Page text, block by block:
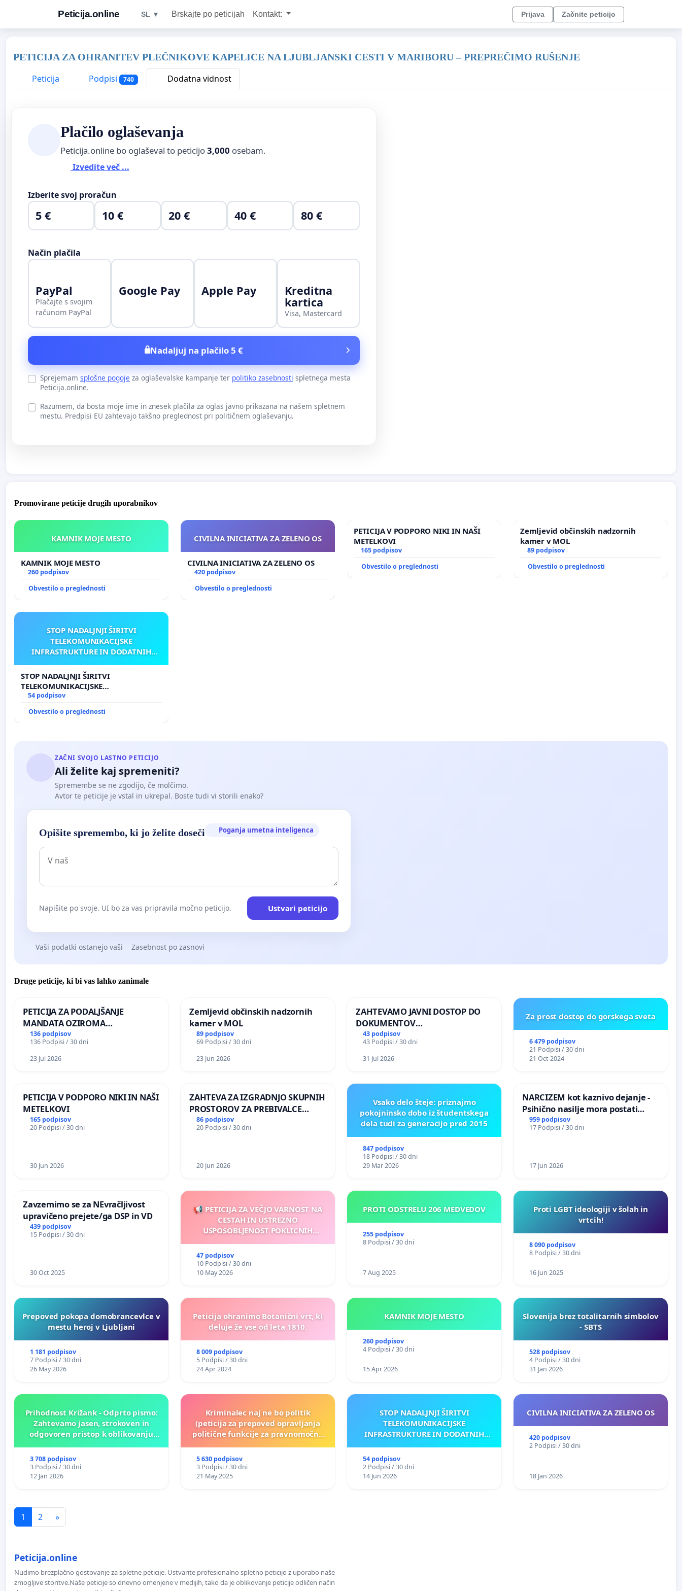
Peticija.online SL ▼ Brskajte po peticijah Kontakt: Prijava Začnite peticijo
PETICIJA ZA OHRANITEV PLEČNIKOVE KAPELICE NA LJUBLJANSKI CESTI V MARIBORU – PREPREČIMO RUŠENJE
Peticija
Podpisi 740 Dodatna vidnost
Plačilo oglaševanja
Peticija.online bo oglaševal to peticijo3,000 osebam.
Izvedite več ...
Izberite svoj proračun
5 € 10 € 20 € 40 € 80 €
Način plačila
PayPal
Plačajte s svojim
računom PayPal
Google Pay Apple Pay Kreditna
kartica
Visa, Mastercard
Nadaljuj na plačilo 5 €
Sprejemam splošne pogoje za oglaševalske kampanje ter politiko zasebnosti spletnega mesta
Peticija.online.
Razumem, da bosta moje ime in znesek plačila za oglas javno prikazana na našem spletnem
mestu. Predpisi EU zahtevajo takšno preglednost pri političnem oglaševanju.
Promovirane peticije drugih uporabnikov
KAMNIK MOJE MESTO
KAMNIK MOJE MESTO
260 podpisov
Obvestilo o preglednosti
CIVILNA INICIATIVA ZA ZELENO OS
CIVILNA INICIATIVA ZA ZELENO OS
420 podpisov
Obvestilo o preglednosti
PETICIJA V PODPORO NIKI IN NAŠI
METELKOVI
165 podpisov
Obvestilo o preglednosti
Zemljevid občinskih nadzornih
kamer v MOL
89 podpisov
Obvestilo o preglednosti
STOP NADALJNJI ŠIRITVI
TELEKOMUNIKACIJSKE
INFRASTRUKTURE IN DODATNIH
STOP NADALJNJI ŠIRITVI
TELEKOMUNIKACIJSKE
INFRASTRUKTURE IN DODATNIH
54 podpisov
Obvestilo o preglednosti
ZAČNI SVOJO LASTNO PETICIJO
Ali želite kaj spremeniti?
Spremembe se ne zgodijo, če molčimo.
Avtor te peticije je vstal in ukrepal. Boste tudi vi storili enako?
Opišite spremembo, ki jo želite doseči Poganja umetna inteligenca
Napišite po svoje. UI bo za vas pripravila močno peticijo. Ustvari peticijo
Vaši podatki ostanejo vaši Zasebnost po zasnovi
Druge peticije, ki bi vas lahko zanimale
PETICIJA ZA PODALJŠANJE
MANDATA OZIROMA
ČIMPREJŠNJO PONOVNO
NAPOTITEV GOSPODA BERNARDA
ŠRAJNERJA NA VELEPOSLANIŠTVO
136 podpisov
136 Podpisi / 30 dni
23 Jul 2026
Zemljevid občinskih nadzornih
kamer v MOL
89 podpisov
69 Podpisi / 30 dni
23 Jun 2026
ZAHTEVAMO JAVNI DOSTOP DO
DOKUMENTOV
PARLAMENTARNIH
PREISKOVALNIH KOMISIJ O
ILEGALNI TRGOVINI Z OROŽJEM
43 podpisov
43 Podpisi / 30 dni
31 Jul 2026
Za prost dostop do gorskega sveta
6 479 podpisov
21 Podpisi / 30 dni
21 Oct 2024
PETICIJA V PODPORO NIKI IN NAŠI
METELKOVI
165 podpisov
20 Podpisi / 30 dni
30 Jun 2026
ZAHTEVA ZA IZGRADNJO SKUPNIH
PROSTOROV ZA PREBIVALCE
KRAJEVNE SKUPNOSTI
PRESTRANEK
86 podpisov
20 Podpisi / 30 dni
20 Jun 2026
Vsako delo šteje: priznajmo
pokojninsko dobo iz študentskega
dela tudi za generacijo pred 2015
847 podpisov
18 Podpisi / 30 dni
29 Mar 2026
NARCIZEM kot kaznivo dejanje -
Psihično nasilje mora postati
enako prepoznano kot fizično
nasilje
959 podpisov
17 Podpisi / 30 dni
17 Jun 2026
Zavzemimo se za NEvračljivost
upravičeno prejete/ga DSP in VD
439 podpisov
15 Podpisi / 30 dni
30 Oct 2025
📢 PETICIJA ZA VEČJO VARNOST NA
CESTAH IN USTREZNO
USPOSOBLJENOST POKLICNIH
47 podpisov
10 Podpisi / 30 dni
10 May 2026
PROTI ODSTRELU 206 MEDVEDOV
255 podpisov
8 Podpisi / 30 dni
7 Aug 2025
Proti LGBT ideologiji v šolah in
vrtcih!
8 090 podpisov
8 Podpisi / 30 dni
16 Jun 2025
Prepoved pokopa domobrancevlce v
mestu heroj v Ljubljani
1 181 podpisov
7 Podpisi / 30 dni
26 May 2026
Peticija ohranimo Botanični vrt, ki
deluje že vse od leta 1810.
8 009 podpisov
5 Podpisi / 30 dni
24 Apr 2024
KAMNIK MOJE MESTO
260 podpisov
4 Podpisi / 30 dni
15 Apr 2026
Slovenija brez totalitarnih simbolov
- SBTS
528 podpisov
4 Podpisi / 30 dni
31 Jan 2026
Prihodnost Križank - Odprto pismo:
Zahtevamo jasen, strokoven in
odgovoren pristop k oblikovanju
3 708 podpisov
3 Podpisi / 30 dni
12 Jan 2026
Kriminalec naj ne bo politik
(peticija za prepoved opravljanja
politične funkcije za pravnomočno
5 630 podpisov
3 Podpisi / 30 dni
21 May 2025
STOP NADALJNJI ŠIRITVI
TELEKOMUNIKACIJSKE
INFRASTRUKTURE IN DODATNIH
54 podpisov
2 Podpisi / 30 dni
14 Jun 2026
CIVILNA INICIATIVA ZA ZELENO OS
420 podpisov
2 Podpisi / 30 dni
18 Jan 2026
1 2 »
Peticija.online
Nudimo brezplačno gostovanje za spletne peticije. Ustvarite profesionalno spletno peticijo z uporabo naše
zmogljive storitve.Naše peticije so dnevno omenjene v medijih, tako da je oblikovanje peticije odličen način